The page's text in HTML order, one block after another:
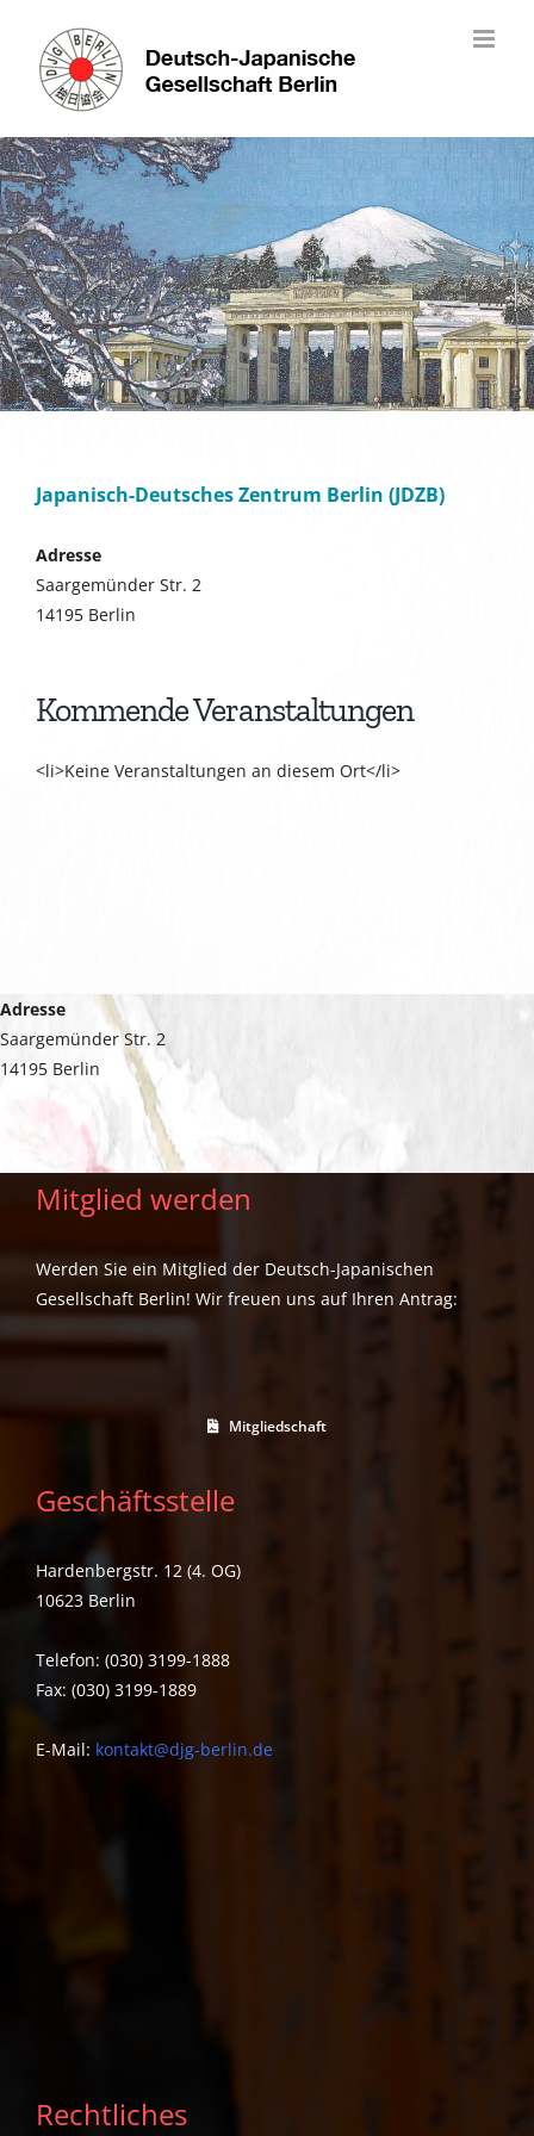
content
Japanisch-Deutsches Zentrum Berlin (JDZB)
Adresse
Saargemünder Str. 2
14195 Berlin
Kommende Veranstaltungen
<li>Keine Veranstaltungen an diesem Ort</li>
Adresse
Saargemünder Str. 2
14195 Berlin
Mitglied werden
Werden Sie ein Mitglied der Deutsch-Japanischen
Gesellschaft Berlin! Wir freuen uns auf Ihren Antrag:
Mitgliedschaft
Geschäftsstelle
Hardenbergstr. 12 (4. OG)
10623 Berlin
Telefon: (030) 3199-1888
Fax: (030) 3199-1889
E-Mail: kontakt@djg-berlin.de
Rechtliches